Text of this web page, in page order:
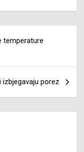
temperature
izbjegavaju porez